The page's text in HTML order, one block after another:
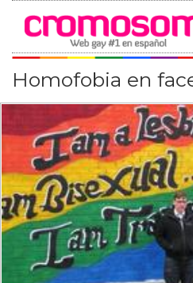
Homofobia en